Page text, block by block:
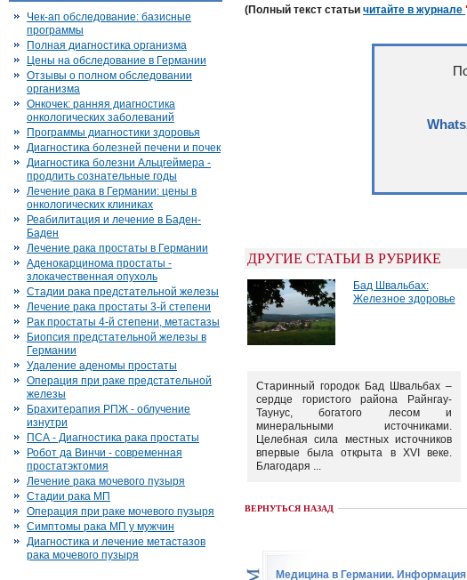
Чек-ап обследование: базисные
программы
Полная диагностика организма
Цены на обследование в Германии
Отзывы о полном обследовании
организма
Онкочек: ранняя диагностика
онкологических заболеваний
Программы диагностики здоровья
Диагностика болезней печени и почек
Диагностика болезни Альцгеймера -
продлить сознательные годы
Лечение рака в Германии: цены в
онкологических клиниках
Реабилитация и лечение в Баден-
Баден
Лечение рака простаты в Германии
Аденокарцинома простаты -
злокачественная опухоль
Стадии рака предстательной железы
Лечение рака простаты 3-й степени
Рак простаты 4-й степени, метастазы
Биопсия предстательной железы в
Германии
Удаление аденомы простаты
Операция при раке предстательной
железы
Брахитерапия РПЖ - облучение
изнутри
ПСА - Диагностика рака простаты
Робот да Винчи - современная
простатэктомия
Лечение рака мочевого пузыря
Стадии рака МП
Операция при раке мочевого пузыря
Симптомы рака МП у мужчин
Диагностика и лечение метастазов
рака мочевого пузыря
(Полный текст статьи читайте в журнале
ДРУГИЕ СТАТЬИ В РУБРИКЕ
Бад Швальбах:
Железное здоровье
Старинный городок Бад Швальбах –
сердце гористого района Райнгау-
Таунус, богатого лесом и
минеральными источниками.
Целебная сила местных источников
впервые была открыта в XVI веке.
Благодаря ...
ВЕРНУТЬСЯ НАЗАД
Медицина в Германии.